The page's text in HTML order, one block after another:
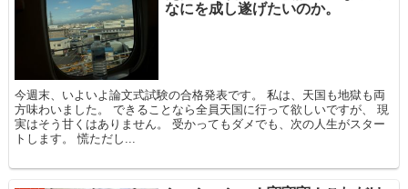
なにを成し遂げたいのか。
今週末、いよいよ論文式試験の合格発表です。 私は、天国も地獄も両
方味わいました。 できることなら全員天国に行って欲しいですが、 現
実はそう甘くはありません。 受かってもダメでも、次の人生がスター
トします。 慌ただし...